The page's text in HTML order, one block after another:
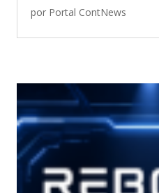
por Portal ContNews